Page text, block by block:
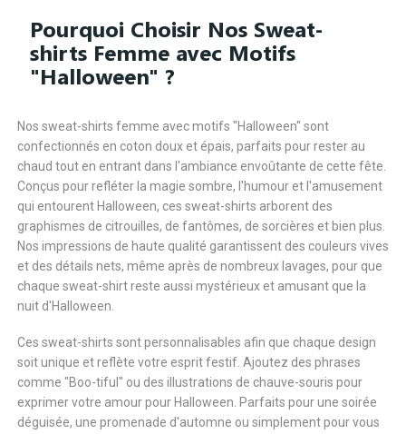
Pourquoi Choisir Nos Sweat-
shirts Femme avec Motifs
"Halloween" ?
Nos sweat-shirts femme avec motifs "Halloween" sont
confectionnés en coton doux et épais, parfaits pour rester au
chaud tout en entrant dans l'ambiance envoûtante de cette fête.
Conçus pour refléter la magie sombre, l'humour et l'amusement
qui entourent Halloween, ces sweat-shirts arborent des
graphismes de citrouilles, de fantômes, de sorcières et bien plus.
Nos impressions de haute qualité garantissent des couleurs vives
et des détails nets, même après de nombreux lavages, pour que
chaque sweat-shirt reste aussi mystérieux et amusant que la
nuit d'Halloween.
Ces sweat-shirts sont personnalisables afin que chaque design
soit unique et reflète votre esprit festif. Ajoutez des phrases
comme "Boo-tiful" ou des illustrations de chauve-souris pour
exprimer votre amour pour Halloween. Parfaits pour une soirée
déguisée, une promenade d'automne ou simplement pour vous